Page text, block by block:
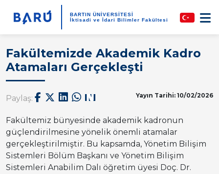
BARTIN ÜNİVERSİTESİ
İktisadi ve İdari Bilimler Fakültesi
Fakültemizde Akademik Kadro
Atamaları Gerçekleşti
Paylaş: Yayın Tarihi: 10/02/2026
Fakültemiz bünyesinde akademik kadronun
güçlendirilmesine yönelik önemli atamalar
gerçekleştirilmiştir. Bu kapsamda, Yönetim Bilişim
Sistemleri Bölüm Başkanı ve Yönetim Bilişim
Sistemleri Anabilim Dalı öğretim üyesi Doç. Dr.